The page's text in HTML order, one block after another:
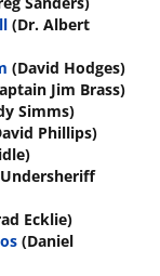
(Dr. Albert
(David Hodges)
Jim Brass)
Simms)
Phillips)
Ecklie)
(Daniel